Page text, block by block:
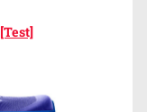
[Test]